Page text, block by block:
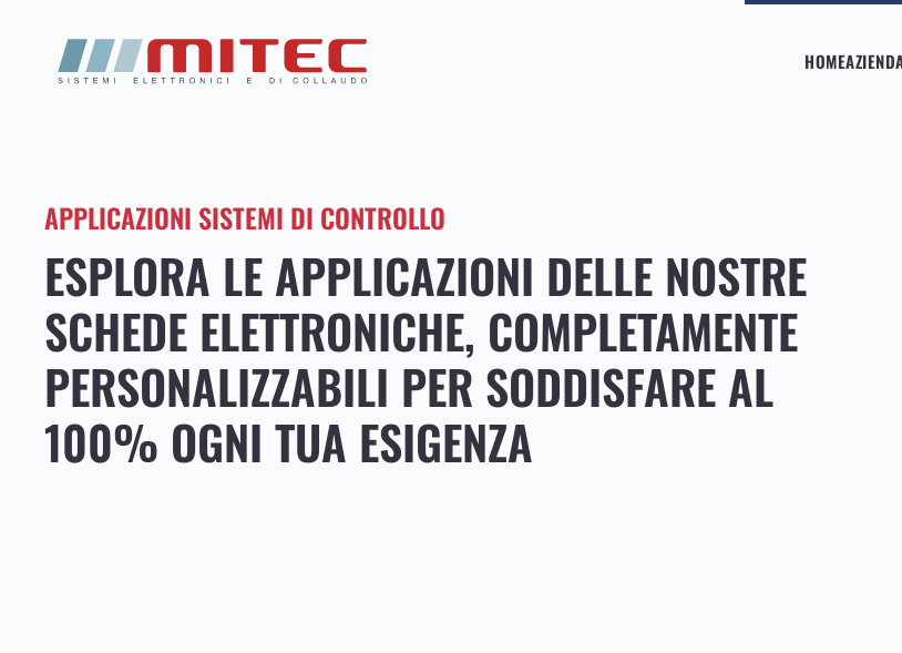
Skip
HOME
APPLICAZIONI SISTEMI DI CONTROLLO
ESPLORA LE APPLICAZIONI DELLE NOSTRE
SCHEDE ELETTRONICHE, COMPLETAMENTE
PERSONALIZZABILI PER SODDISFARE AL
100% OGNI TUA ESIGENZA